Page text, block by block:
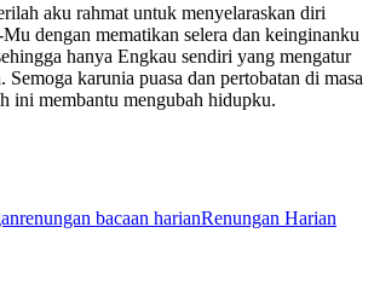
aku rahmat untuk menyelaraskan diri
dengan mematikan selera dan keinginanku
hanya Engkau sendiri yang mengatur
Semoga karunia puasa dan pertobatan di masa
ini membantu mengubah hidupku.
renungan bacaan harianRenungan Harian